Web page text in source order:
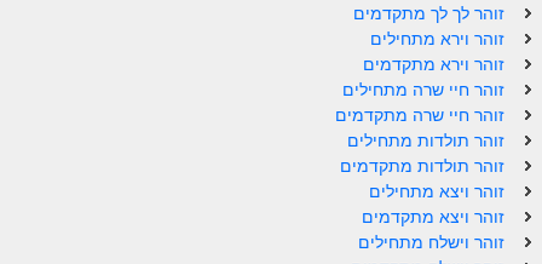
ספר הזוהר תולדות מתקדמים
ספר הזוהר ויצא מתחילים
ספר הזוהר ויצא מתקדמים
ספר הזוהר וישלח מתחילים
הזוהר הקדוש וישלח מתקדמים
זוהר לך לך מתקדמים
זוהר וירא מתחילים
זוהר וירא מתקדמים
זוהר חיי שרה מתחילים
זוהר חיי שרה מתקדמים
זוהר תולדות מתחילים
זוהר תולדות מתקדמים
זוהר ויצא מתחילים
זוהר ויצא מתקדמים
זוהר וישלח מתחילים